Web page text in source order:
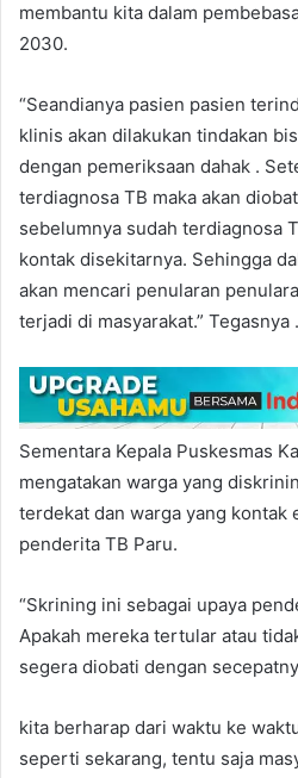
membantu kita dalam
2030.
“Seandianya pasien pasien
klinis akan dilakukan tindakan
dengan pemeriksaan dahak .
terdiagnosa TB maka akan
sebelumnya sudah terdiagnosa
kontak disekitarnya. Sehingga
akan mencari penularan
terjadi di masyarakat.” Tegasnya .
Sementara Kepala Puskesmas
mengatakan warga yang
terdekat dan warga yang kontak
penderita TB Paru.
“Skrining ini sebagai upaya
Apakah mereka tertular atau
segera diobati dengan
kita berharap dari waktu ke
seperti sekarang, tentu saja